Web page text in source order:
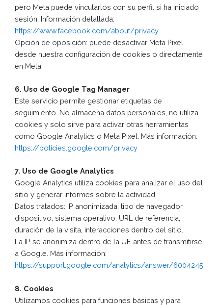
pero Meta puede vincularlos con su perfil si ha iniciado
sesión. Información detallada:
https://www.facebook.com/about/privacy
Opción de oposición: puede desactivar Meta Pixel
desde nuestra configuración de cookies o directamente
en Meta.
6. Uso de Google Tag Manager
Este servicio permite gestionar etiquetas de
seguimiento. No almacena datos personales, no utiliza
cookies y solo sirve para activar otras herramientas
como Google Analytics o Meta Pixel. Más información:
https://policies.google.com/privacy
7. Uso de Google Analytics
Google Analytics utiliza cookies para analizar el uso del
sitio y generar informes sobre la actividad.
Datos tratados: IP anonimizada, tipo de navegador,
dispositivo, sistema operativo, URL de referencia,
duración de la visita, interacciones dentro del sitio.
La IP se anonimiza dentro de la UE antes de transmitirse
a Google. Más información:
https://support.google.com/analytics/answer/6004245
8. Cookies
Utilizamos cookies para funciones básicas y para